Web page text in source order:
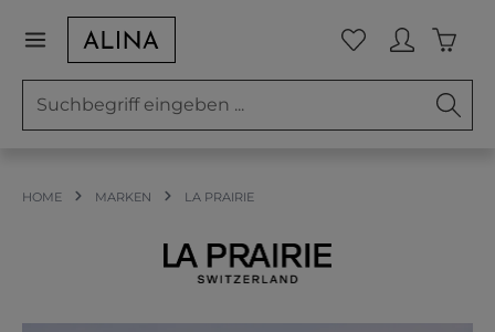
Zum Hauptinhalt springen Du hast 0
HOME MARKEN LA PRAIRIE